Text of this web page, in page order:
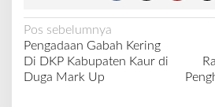
N
a
v
Pos sebelumnya
Pengadaan Gabah Kering
Di DKP Kabupaten Kaur di
Duga Mark Up